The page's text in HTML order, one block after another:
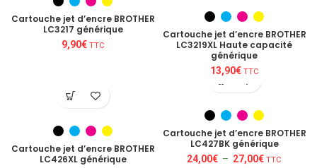
Cartouche jet d’encre BROTHER
LC3217 générique
9,90€ TTC
Cartouche jet d’encre BROTHER
LC3219XL Haute capacité
générique
13,90€ TTC
Cartouche jet d’encre BROTHER
LC426XL générique
Cartouche jet d’encre BROTHER
LC427BK générique
24,00€ – 27,00€Plage
TTC